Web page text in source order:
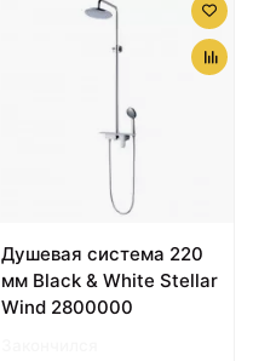
Душевая система 220
мм Black & White Stellar
Wind 2800000